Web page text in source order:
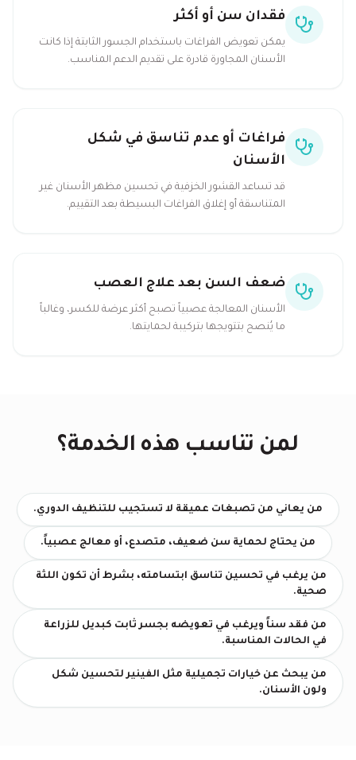
فقدان سن أو أكثر
يمكن تعويض الفراغات باستخدام الجسور الثابتة إذا كانت
الأسنان المجاورة قادرة على تقديم الدعم المناسب.
فراغات أو عدم تناسق في شكل
الأسنان
قد تساعد القشور الخزفية في تحسين مظهر الأسنان غير
المتناسقة أو إغلاق الفراغات البسيطة بعد التقييم.
ضعف السن بعد علاج العصب
الأسنان المعالجة عصبياً تصبح أكثر عرضة للكسر، وغالباً
ما يُنصح بتتويجها بتركيبة لحمايتها.
لمن تناسب هذه الخدمة؟
من يعاني من تصبغات عميقة لا تستجيب للتنظيف الدوري.
من يحتاج لحماية سن ضعيف، متصدع، أو معالج عصبياً.
من يرغب في تحسين تناسق ابتسامته، بشرط أن تكون اللثة
صحية.
من فقد سناً ويرغب في تعويضه بجسر ثابت كبديل للزراعة
في الحالات المناسبة.
من يبحث عن خيارات تجميلية مثل الفينير لتحسين شكل
ولون الأسنان.